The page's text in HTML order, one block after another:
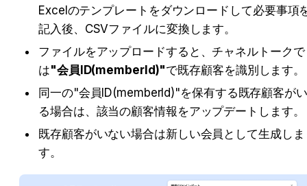
Excelのテンプレートをダウンロードして必要事項
記入後、CSVファイルに変換します。
ファイルをアップロードすると、チャネルトークで
は"会員ID(memberId)"で既存顧客を識別します。
同一の"会員ID(memberId)"を保有する既存顧客がい
る場合は、該当の顧客情報をアップデートします。
既存顧客がいない場合は新しい会員として生成しま
す。